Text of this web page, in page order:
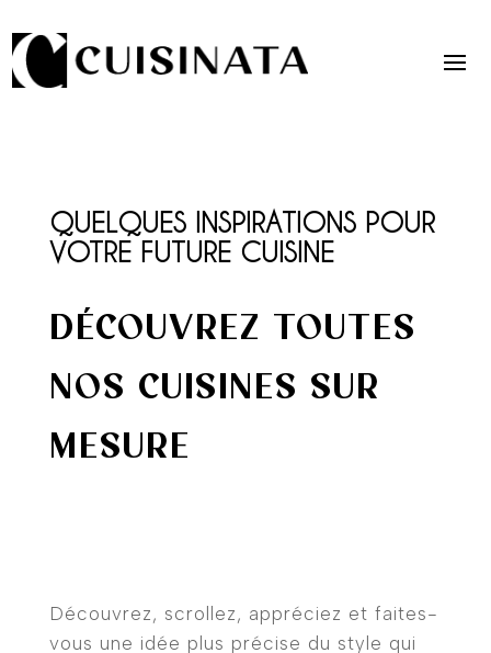
QUELQUES INSPIRATIONS POUR
VOTRE FUTURE CUISINE
DÉCOUVREZ TOUTES
NOS CUISINES SUR
MESURE
Découvrez, scrollez, appréciez et faites-
vous une idée plus précise du style qui